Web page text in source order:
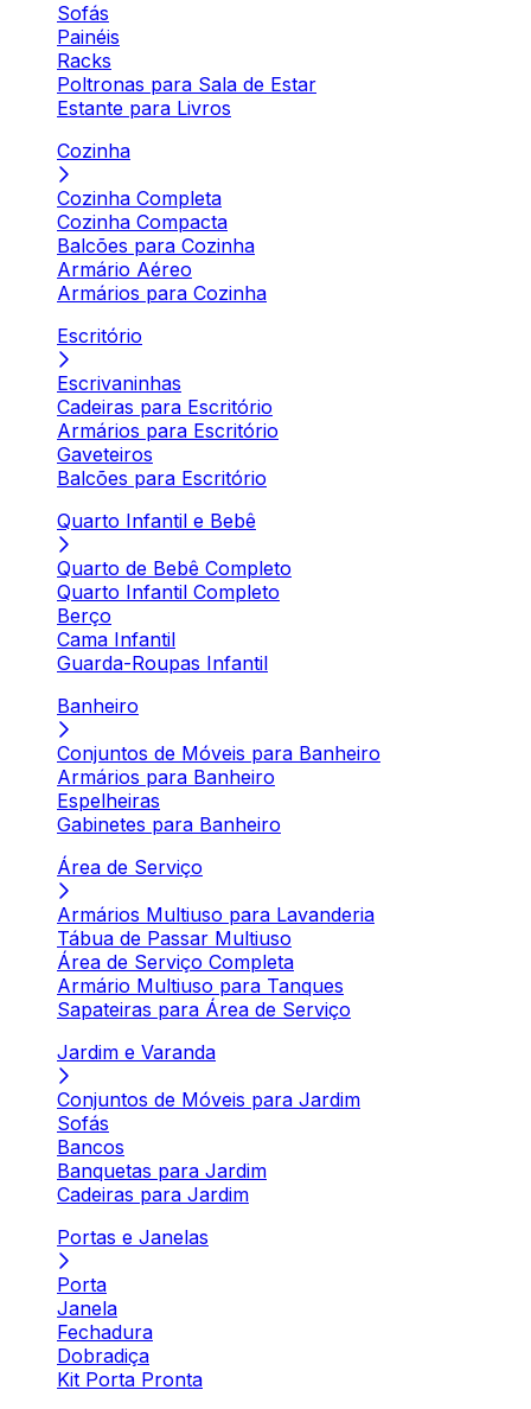
Sofás
Painéis
Racks
Poltronas para Sala de Estar
Estante para Livros
Cozinha
Cozinha Completa
Cozinha Compacta
Balcões para Cozinha
Armário Aéreo
Armários para Cozinha
Escritório
Escrivaninhas
Cadeiras para Escritório
Armários para Escritório
Gaveteiros
Balcões para Escritório
Quarto Infantil e Bebê
Quarto de Bebê Completo
Quarto Infantil Completo
Berço
Cama Infantil
Guarda-Roupas Infantil
Banheiro
Conjuntos de Móveis para Banheiro
Armários para Banheiro
Espelheiras
Gabinetes para Banheiro
Área de Serviço
Armários Multiuso para Lavanderia
Tábua de Passar Multiuso
Área de Serviço Completa
Armário Multiuso para Tanques
Sapateiras para Área de Serviço
Jardim e Varanda
Conjuntos de Móveis para Jardim
Sofás
Bancos
Banquetas para Jardim
Cadeiras para Jardim
Portas e Janelas
Porta
Janela
Fechadura
Dobradiça
Kit Porta Pronta